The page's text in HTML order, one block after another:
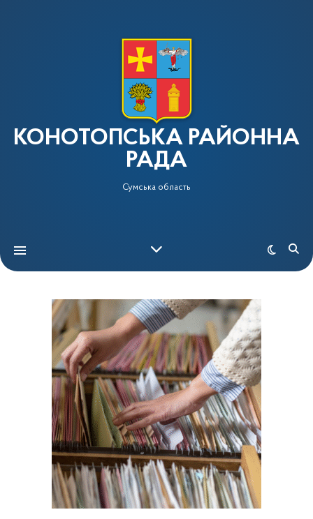
КОНОТОПСЬКА РАЙОННА
РАДА
Сумська область